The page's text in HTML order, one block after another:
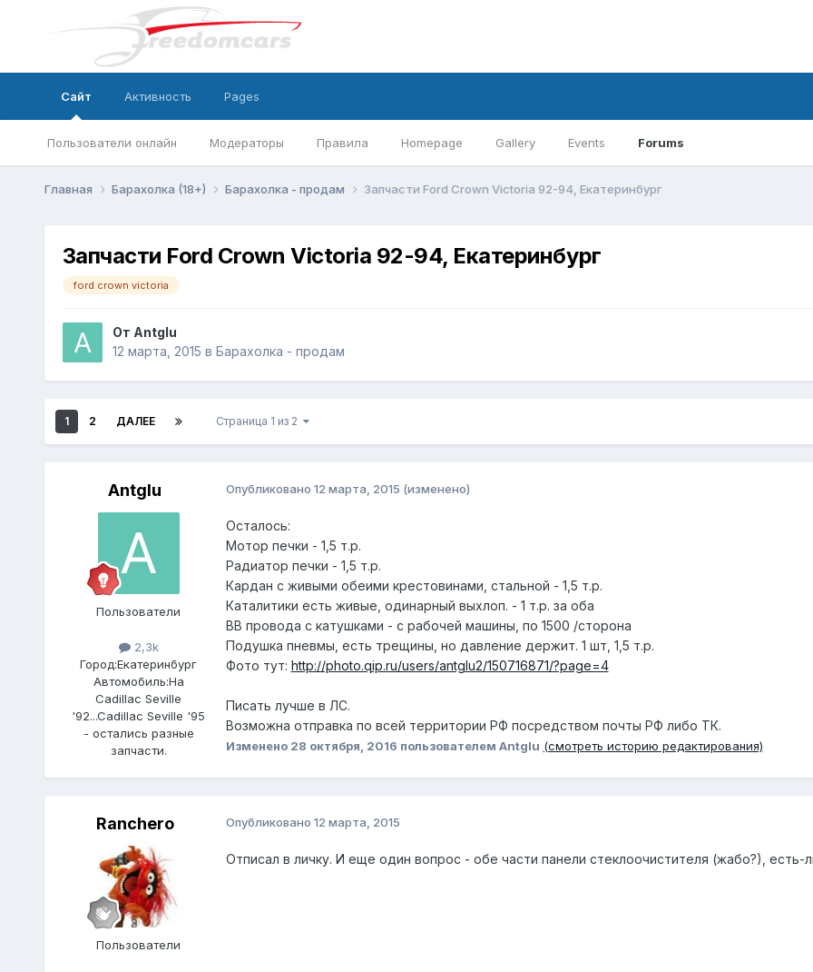
Сайт
Пользователи онлайн Модераторы Правила Homepage Gallery Events Forums
Активность Pages
Главная Барахолка (18+) Барахолка - продам Запчасти Ford Crown Victoria 92-94, Екатеринбург
Запчасти Ford Crown Victoria 92-94, Екатеринбург
ford crown victoria
От Antglu
12 марта, 2015 в Барахолка - продам
1 2 ДАЛЕЕ Страница 1 из 2
Antglu
Пользователи
2,3k
Город:Екатеринбург
Автомобиль:На
Cadillac Seville
'92...Cadillac Seville '95
- остались разные
запчасти.
Опубликовано 12 марта, 2015 (изменено)
Осталось:
Мотор печки - 1,5 т.р.
Радиатор печки - 1,5 т.р.
Кардан с живыми обеими крестовинами, стальной - 1,5 т.р.
Каталитики есть живые, одинарный выхлоп. - 1 т.р. за оба
ВВ провода с катушками - с рабочей машины, по 1500 /сторона
Подушка пневмы, есть трещины, но давление держит. 1 шт, 1,5 т.р.
Фото тут: http://photo.qip.ru/users/antglu2/150716871/?page=4
Писать лучше в ЛС.
Возможна отправка по всей территории РФ посредством почты РФ либо ТК.
Изменено 28 октября, 2016 пользователем Antglu (смотреть историю редактирования)
Ranchero
Пользователи
Опубликовано 12 марта, 2015
Отписал в личку. И еще один вопрос - обе части панели стеклоочистителя (жабо?), есть-